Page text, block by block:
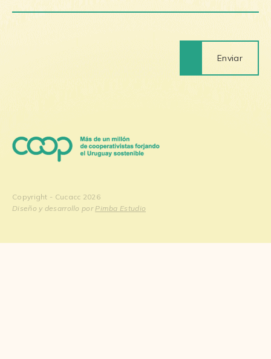
Enviar
Copyright - Cucacc 2026
Diseño y desarrollo por Pimba Estudio